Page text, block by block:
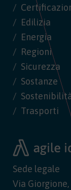
Edilizia
Energia
Regioni
Sicurezza
Sostanze
Trasporti
Sede legale
Via Giorgione,